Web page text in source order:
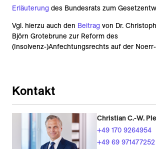
Erläuterung des Bundesrats zum
Vgl. hierzu auch den Beitrag von Dr.
Björn Grotebrune zur Reform des
(Insolvenz-)Anfechtungsrechts auf der
Kontakt
Christian C.-W.
+49 170 9264954
+49 69 971477252